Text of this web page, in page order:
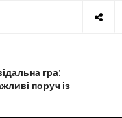
гра:
поруч із